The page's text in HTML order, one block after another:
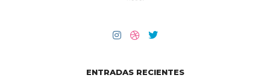
ENTRADAS RECIENTES